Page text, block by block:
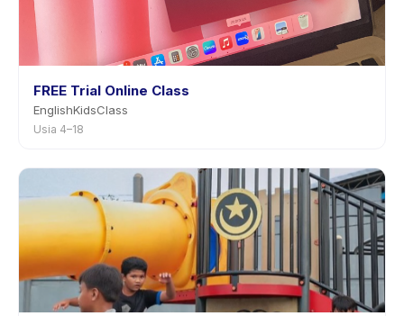
FREE Trial Online Class
EnglishKidsClass
Usia 4–18